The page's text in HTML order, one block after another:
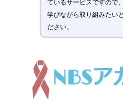
ているサービスですので
学びながら取り組みたい
ださい。